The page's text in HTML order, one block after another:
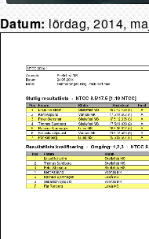
Datum: lördag, 2014,